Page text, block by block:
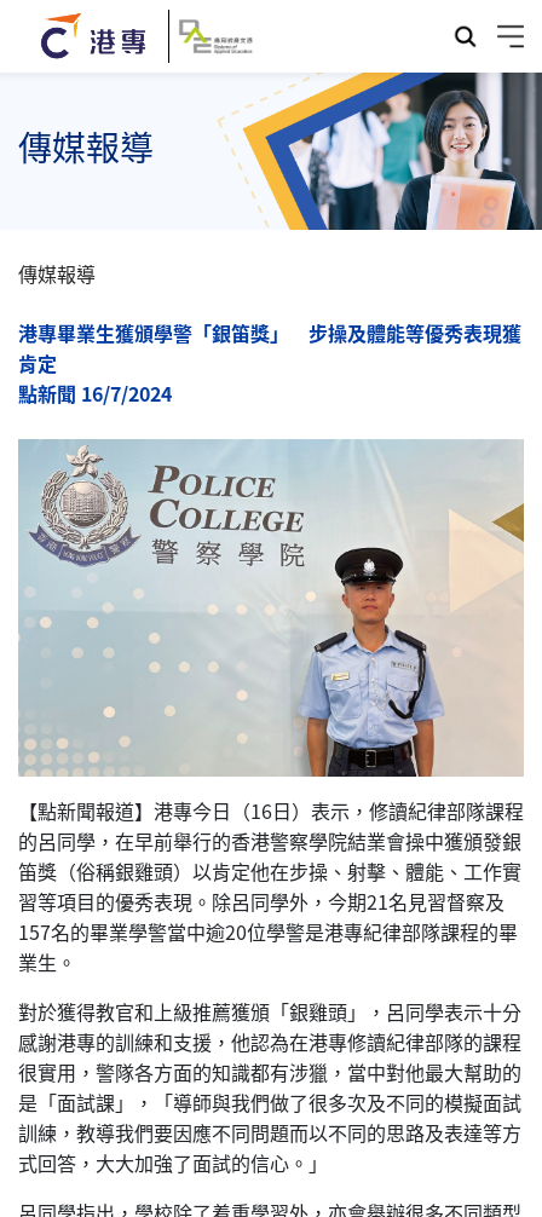
傳媒報導
傳媒報導
港專畢業生獲頒學警「銀笛獎」 步操及體能等優秀表現獲
肯定
點新聞 16/7/2024
【點新聞報道】港專今日（16日）表示，修讀紀律部隊課程
的呂同學，在早前舉行的香港警察學院結業會操中獲頒發銀
笛獎（俗稱銀雞頭）以肯定他在步操、射擊、體能、工作實
習等項目的優秀表現。除呂同學外，今期21名見習督察及
157名的畢業學警當中逾20位學警是港專紀律部隊課程的畢
業生。
對於獲得教官和上級推薦獲頒「銀雞頭」，呂同學表示十分
感謝港專的訓練和支援，他認為在港專修讀紀律部隊的課程
很實用，警隊各方面的知識都有涉獵，當中對他最大幫助的
是「面試課」，「導師與我們做了很多次及不同的模擬面試
訓練，教導我們要因應不同問題而以不同的思路及表達等方
式回答，大大加強了面試的信心。」